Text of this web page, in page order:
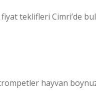
teklifleri Cimri’de
hayvan